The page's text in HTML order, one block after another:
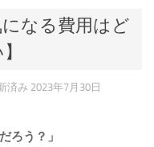
なる費用はど
済み 2023年7月30日
ろう？」